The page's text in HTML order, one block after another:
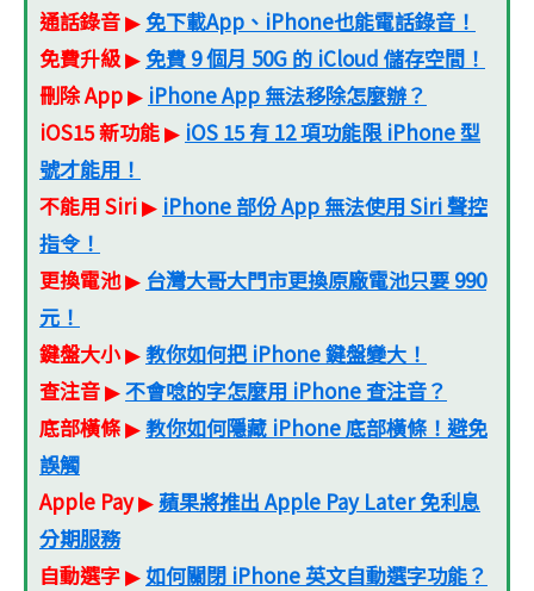
通話錄音▶ 免下載App、iPhone也能電話錄音！
免費升級▶ 免費 9 個月 50G 的 iCloud 儲存空間！
刪除 App▶ iPhone App 無法移除怎麼辦？
iOS15 新功能▶ iOS 15 有 12 項功能限 iPhone 型
號才能用！
不能用 Siri▶ iPhone 部份 App 無法使用 Siri 聲控
指令！
更換電池▶ 台灣大哥大門市更換原廠電池只要 990
元！
鍵盤大小▶教你如何把 iPhone 鍵盤變大！
查注音▶不會唸的字怎麼用 iPhone 查注音？
底部橫條▶教你如何隱藏 iPhone 底部橫條！避免
誤觸
Apple Pay▶蘋果將推出 Apple Pay Later 免利息
分期服務
自動選字▶ 如何關閉 iPhone 英文自動選字功能？